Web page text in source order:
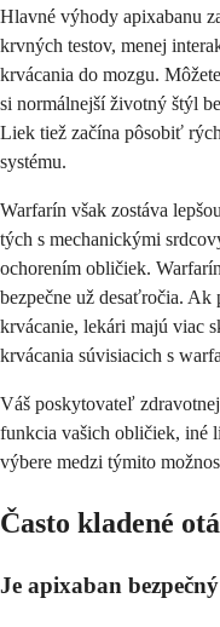
Hlavné výhody apixabanu
krvných testov, menej
krvácania do mozgu.
si normálnejší životný štýl
Liek tiež začína pôsobiť
systému.
Warfarín však zostáva
tých s mechanickými
ochorením obličiek.
bezpečne už desaťročia. Ak
krvácanie, lekári majú viac
krvácania súvisiacich s
Váš poskytovateľ
funkcia vašich obličiek, iné
výbere medzi týmito
Často kladené
Je apixaban